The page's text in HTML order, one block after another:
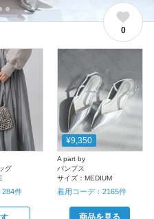
0
グ
284件
¥9,350
A part by
パンプス
サイズ： MEDIUM
着用コーデ： 2165件
商品を見る